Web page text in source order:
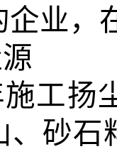
企业，
施工扬
、砂石